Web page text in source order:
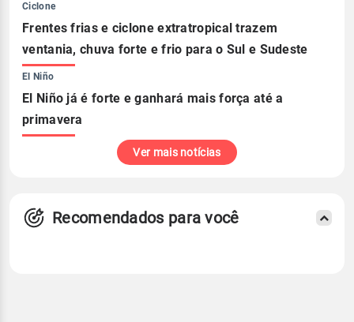
Ciclone
Frentes frias e ciclone extratropical trazem
ventania, chuva forte e frio para o Sul e Sudeste
El Niño
El Niño já é forte e ganhará mais força até a
primavera
Ver mais notícias
Recomendados para você